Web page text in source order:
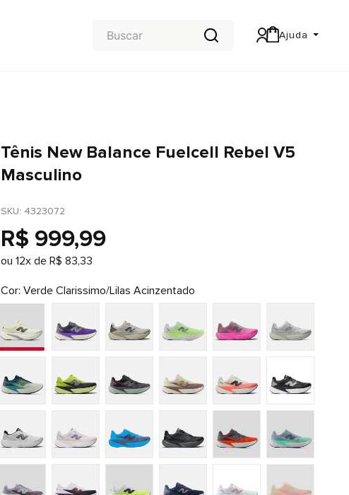
Ajuda
Tênis New Balance Fuelcell Rebel V5
Masculino
SKU: 4323072
R$ 999,99
ou12x deR$ 83,33
Cor Verde Clarissimo/Lilas Acinzentado